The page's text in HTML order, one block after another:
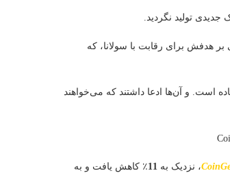
تولید نگردید.
هدفش برای رقابت با سولانا، که
است. و آن‌ها ادعا داشتند که می‌خواهند
، نزدیک به11٪ کاهش یافت و به